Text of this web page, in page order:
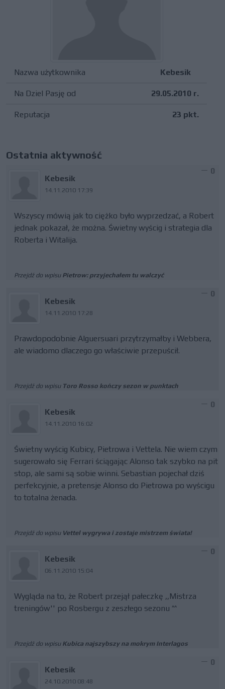
Nazwa użytkownika Kebesik
Na Dziel Pasję od 29.05.2010 r.
Reputacja 23 pkt.
Ostatnia aktywność
Kebesik
14.11.2010 17:39
0
Wszyscy mówią jak to ciężko było wyprzedzać, a Robert
jednak pokazał, że można. Świetny wyścig i strategia dla
Roberta i Witalija.
Przejdź do wpisu Pietrow: przyjechałem tu walczyć
Kebesik
14.11.2010 17:28
0
Prawdopodobnie Alguersuari przytrzymałby i Webbera,
ale wiadomo dlaczego go właściwie przepuścił.
Przejdź do wpisu Toro Rosso kończy sezon w punktach
Kebesik
14.11.2010 16:02
0
Świetny wyścig Kubicy, Pietrowa i Vettela. Nie wiem czym
sugerowało się Ferrari ściągając Alonso tak szybko na pit
stop, ale sami są sobie winni. Sebastian pojechał dziś
perfekcyjnie, a pretensje Alonso do Pietrowa po wyścigu
to totalna żenada.
Przejdź do wpisu Vettel wygrywa i zostaje mistrzem świata!
Kebesik
06.11.2010 15:04
0
Wygląda na to, że Robert przejął pałeczkę ,,Mistrza
treningów'' po Rosbergu z zeszłego sezonu ^^
Przejdź do wpisu Kubica najszybszy na mokrym Interlagos
Kebesik
24.10.2010 08:48
0